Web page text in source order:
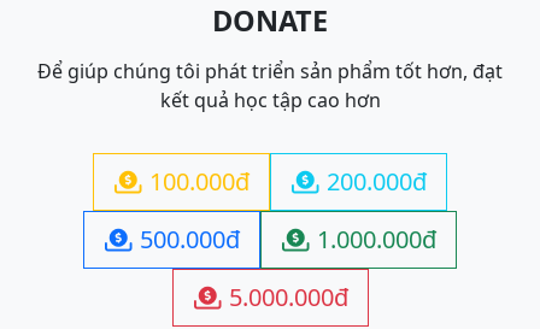
DONATE
Để giúp chúng tôi phát triển sản phẩm tốt hơn, đạt
kết quả học tập cao hơn
 100.000đ  200.000đ
 500.000đ  1.000.000đ
 5.000.000đ